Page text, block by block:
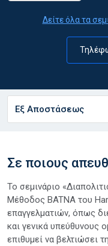
Δείτε όλα τα
Εξ Αποστάσεως
Σε ποιους
Το σεμινάριο
Μέθοδος BATNA του
επαγγελματιών, όπως
και γενικά υπεύθυνους
επιθυμεί να βελτιώσει